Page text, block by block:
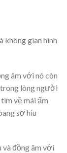
không gian hình
âm với nó còn
trong lòng người
về mái ấm
sơ hiu
và đồng âm với